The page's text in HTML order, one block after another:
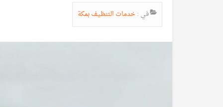
في : خدمات التنظيف بمكة